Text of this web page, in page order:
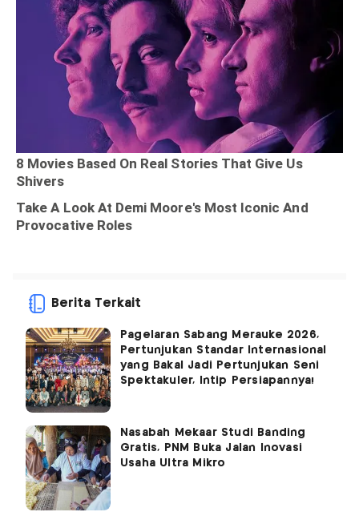
Berita Terkait
Pagelaran Sabang Merauke 2026,
Pertunjukan Standar Internasional
yang Bakal Jadi Pertunjukan Seni
Spektakuler, Intip Persiapannya!
Nasabah Mekaar Studi Banding
Gratis, PNM Buka Jalan Inovasi
Usaha Ultra Mikro